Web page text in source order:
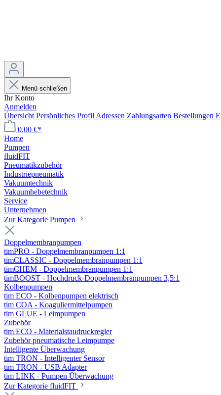
Menü schließen
Ihr Konto
Anmelden
Übersicht Persönliches Profil Adressen Zahlungsarten Bestellungen
0,00 €*
Home
Pumpen
fluidFIT
Pneumatikzubehör
Industriepneumatik
Vakuumtechnik
Vakuumhebetechnik
Service
Unternehmen
Zur Kategorie Pumpen
Doppelmembranpumpen
timPRO - Doppelmembranpumpen 1:1
timCLASSIC - Doppelmembranpumpen 1:1
timCHEM - Doppelmembranpumpen 1:1
timBOOST - Hochdruck-Doppelmembranpumpen 3,5:1
Kolbenpumpen
tim ECO - Kolbenpumpen elektrisch
tim COA - Koaguliermittelpumpen
tim GLUE - Leimpumpen
Zubehör
tim ECO - Materialstaudruckregler
Zubehör pneumatische Leimpumpe
Intelligente Überwachung
tim TRON - Intelligenter Sensor
tim TRON - USB Adapter
tim LINK - Pumpen Überwachung
Zur Kategorie fluidFIT